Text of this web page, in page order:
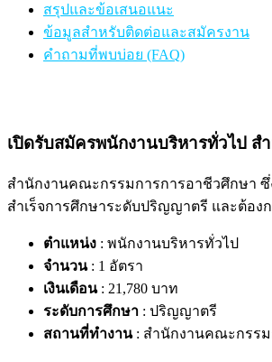
สรุปและข้อเสนอแนะ
ข้อมูลสำหรับติดต่อและสมัครงาน
คำถามที่พบบ่อย (FAQ)
เปิดรับสมัครพนักงานบริหารทั่วไป
สำนักงานคณะกรรมการการอาชีวศึกษา
สำเร็จการศึกษาระดับปริญญาตรี และต้อง
ตำแหน่ง : พนักงานบริหารทั่วไป
จำนวน: 1 อัตรา
เงินเดือน: 21,780 บาท
ระดับการศึกษา : ปริญญาตรี
สถานที่ทำงาน: สำนักงานคณะกรรม